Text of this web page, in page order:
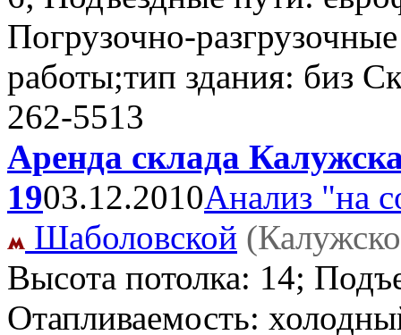
Погрузочно-
работы;тип здания: биз
262-5513
Аренда склада
1903.12.2010Анализ "на
Шаболовской
Высота потолка: 14;
Отапливаемость: